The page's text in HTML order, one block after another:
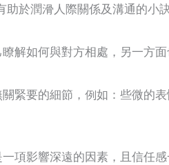
於潤滑人際關係及溝通的小
解如何與對方相處，另一方
緊要的細節，例如：些微的
項影響深遠的因素，且信任